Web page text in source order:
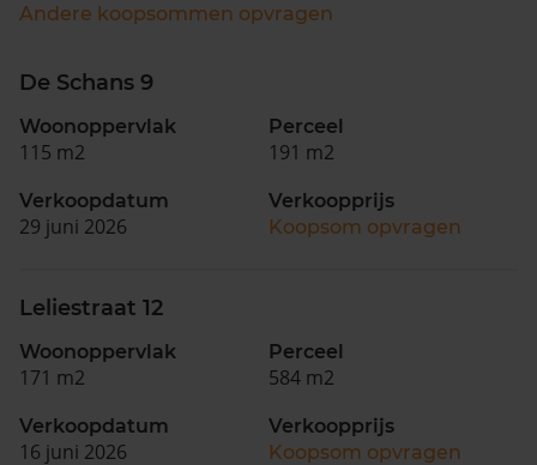
Andere koopsommen opvragen
De Schans 9
Woonoppervlak
115 m2
Perceel
191 m2
Verkoopdatum
29 juni 2026
Verkoopprijs
Koopsom opvragen
Leliestraat 12
Woonoppervlak
171 m2
Perceel
584 m2
Verkoopdatum
16 juni 2026
Verkoopprijs
Koopsom opvragen